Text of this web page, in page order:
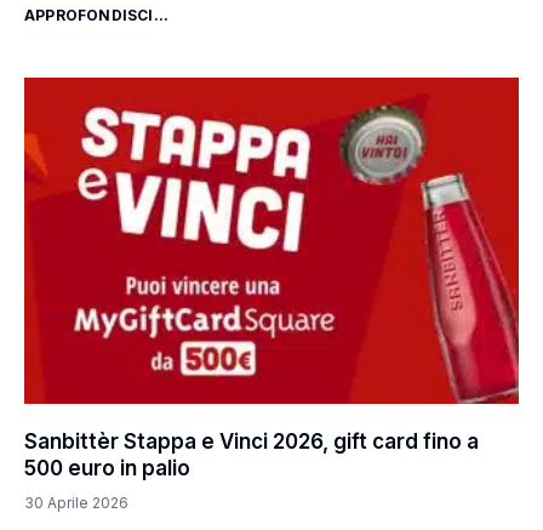
APPROFONDISCI...
Sanbittèr Stappa e Vinci 2026, gift card fino a
500 euro in palio
30 Aprile 2026